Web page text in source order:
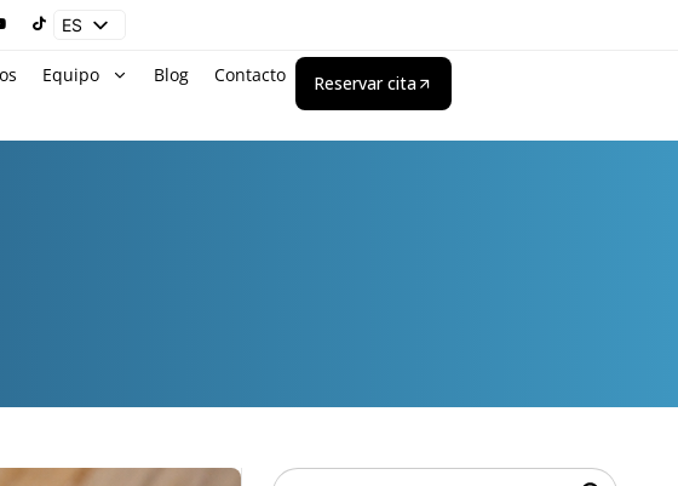
ES
Equipo Blog Contacto Reservar cita